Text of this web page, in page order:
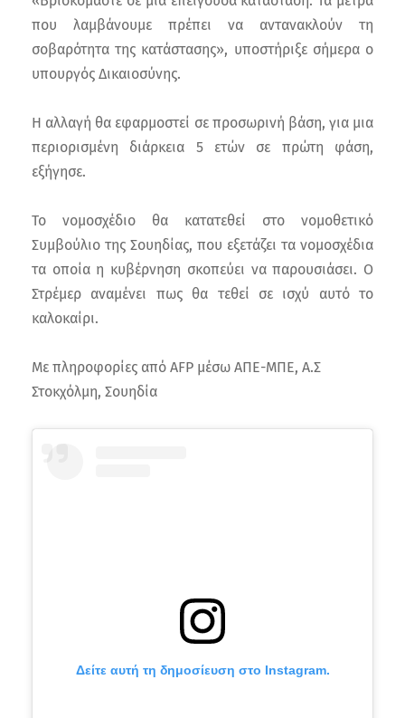
που λαμβάνουμε πρέπει να αντανακλούν τη
σοβαρότητα της κατάστασης», υποστήριξε σήμερα ο
υπουργός Δικαιοσύνης.
Η αλλαγή θα εφαρμοστεί σε προσωρινή βάση, για μια
περιορισμένη διάρκεια 5 ετών σε πρώτη φάση,
εξήγησε.
Το νομοσχέδιο θα κατατεθεί στο νομοθετικό
Συμβούλιο της Σουηδίας, που εξετάζει τα νομοσχέδια
τα οποία η κυβέρνηση σκοπεύει να παρουσιάσει. Ο
Στρέμερ αναμένει πως θα τεθεί σε ισχύ αυτό το
καλοκαίρι.
Με πληροφορίες από AFP μέσω ΑΠΕ-ΜΠΕ, Α.Σ
Στοκχόλμη, Σουηδία
Δείτε αυτή τη δημοσίευση στο Instagram.